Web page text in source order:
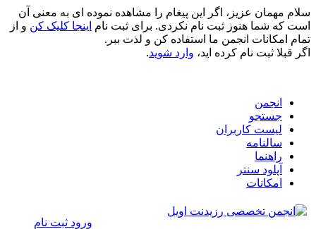
سلام مهمان عزیز، اگر این پیغام را مشاهده نموده ای به معنی آن
است که شما هنوز ثبت نام نکردی. برای ثبت نام اینجا کلیک کن و از
تمام امکانات انجمن ما استفاده کن و لذت ببر.
اگر قبلا ثبت نام کرده اید، وارد شوید.
انجمن
جستجو
لیست کاربران
سالنامه
راهنما
آپلود سنتر
امکانات
ورود ثبت نام